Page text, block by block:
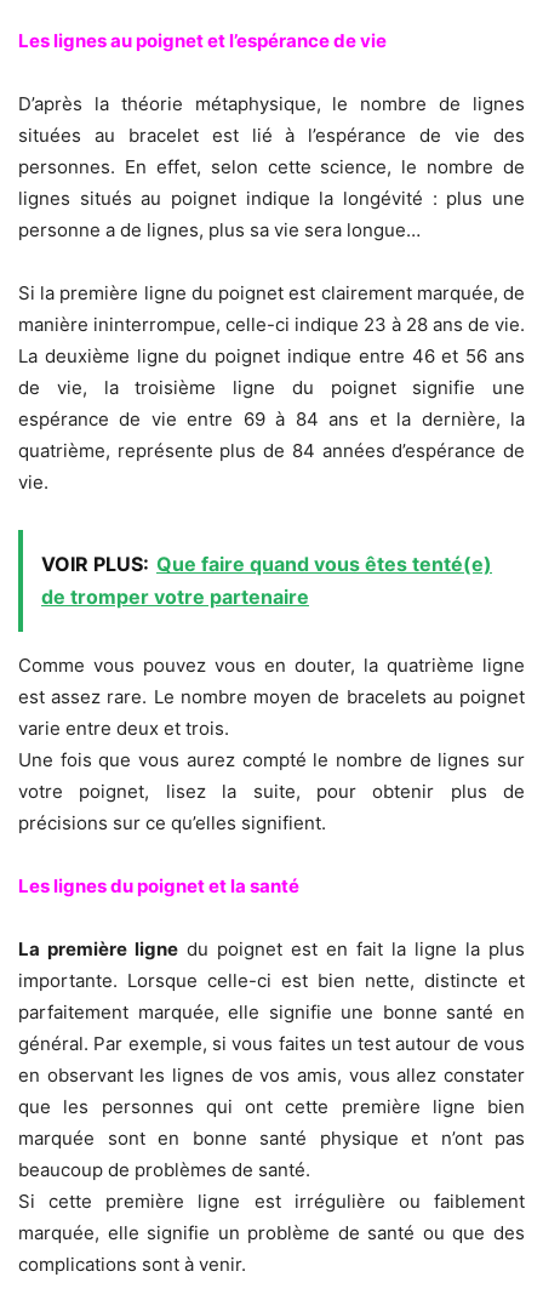
Les lignes au poignet et l’espérance de vie
D’après la théorie métaphysique, le nombre de lignes
situées au bracelet est lié à l’espérance de vie des
personnes. En effet, selon cette science, le nombre de
lignes situés au poignet indique la longévité : plus une
personne a de lignes, plus sa vie sera longue…
Si la première ligne du poignet est clairement marquée, de
manière ininterrompue, celle-ci indique 23 à 28 ans de vie.
La deuxième ligne du poignet indique entre 46 et 56 ans
de vie, la troisième ligne du poignet signifie une
espérance de vie entre 69 à 84 ans et la dernière, la
quatrième, représente plus de 84 années d’espérance de
vie.
VOIR PLUS: Que faire quand vous êtes tenté(e)
de tromper votre partenaire
Comme vous pouvez vous en douter, la quatrième ligne
est assez rare. Le nombre moyen de bracelets au poignet
varie entre deux et trois.
Une fois que vous aurez compté le nombre de lignes sur
votre poignet, lisez la suite, pour obtenir plus de
précisions sur ce qu’elles signifient.
Les lignes du poignet et la santé
La première ligne du poignet est en fait la ligne la plus
importante. Lorsque celle-ci est bien nette, distincte et
parfaitement marquée, elle signifie une bonne santé en
général. Par exemple, si vous faites un test autour de vous
en observant les lignes de vos amis, vous allez constater
que les personnes qui ont cette première ligne bien
marquée sont en bonne santé physique et n’ont pas
beaucoup de problèmes de santé.
Si cette première ligne est irrégulière ou faiblement
marquée, elle signifie un problème de santé ou que des
complications sont à venir.